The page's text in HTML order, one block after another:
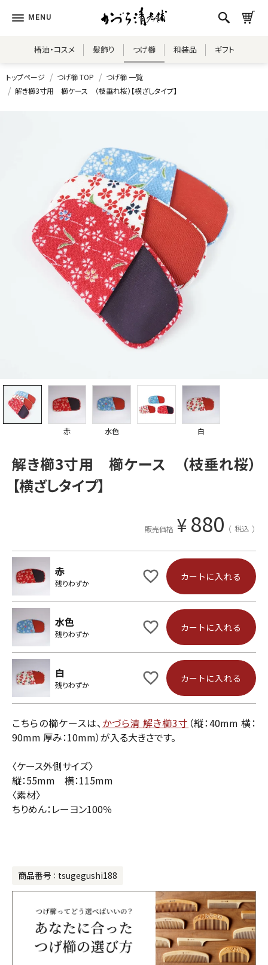
椿油・コスメ 髪飾り つげ櫛 和装品 ギフト
トップページ つげ櫛 TOP
つげ櫛 一覧
解き櫛3寸用 櫛ケース （枝垂れ桜）【横ざしタイプ】
赤 水色 白
解き櫛3寸用 櫛ケース （枝垂れ桜）
【横ざしタイプ】
販売価格 ¥880 税込
赤
残りわずか
カートに入れる
水色
残りわずか
カートに入れる
白
残りわずか
カートに入れる
こちらの櫛ケースは、 かづら清 解き櫛3寸 （縦：40mm 横：
90mm 厚み：10mm）が入る大きさです。
〈ケース外側サイズ〉
縦：55mm 横：115mm
〈素材〉
ちりめん：レーヨン100％
商品番号 tsugegushi188